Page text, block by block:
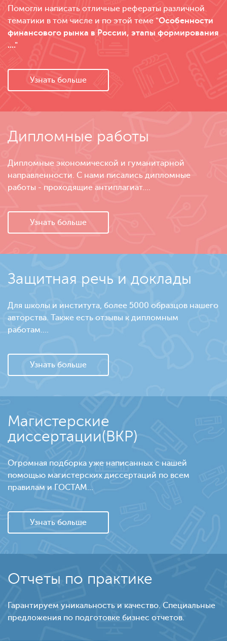
Помогли написать отличные рефераты различной
тематики в том числе и по этой теме "Особенности
финансового рынка в России, этапы формирования
...."
Узнать больше
Дипломные работы
Дипломные экономической и гуманитарной
направленности. С нами писались дипломные
работы - проходящие антиплагиат....
Узнать больше
Защитная речь и доклады
Для школы и института, более 5000 образцов нашего
авторства. Также есть отзывы к дипломным
работам....
Узнать больше
Магистерские
диссертации(ВКР)
Огромная подборка уже написанных с нашей
помощью магистерских диссертаций по всем
правилам и ГОСТАМ...
Узнать больше
Отчеты по практике
Гарантируем уникальность и качество. Специальные
предложения по подготовке бизнес отчетов.